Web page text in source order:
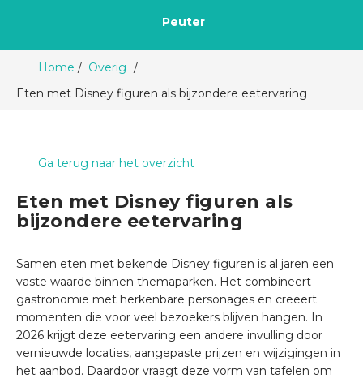
Peuter
Home
Overig
Eten met Disney figuren als bijzondere eetervaring
Ga terug naar het overzicht
Eten met Disney figuren als
bijzondere eetervaring
Samen eten met bekende Disney figuren is al jaren een
vaste waarde binnen themaparken. Het combineert
gastronomie met herkenbare personages en creëert
momenten die voor veel bezoekers blijven hangen. In
2026 krijgt deze eetervaring een andere invulling door
vernieuwde locaties, aangepaste prijzen en wijzigingen in
het aanbod. Daardoor vraagt deze vorm van tafelen om